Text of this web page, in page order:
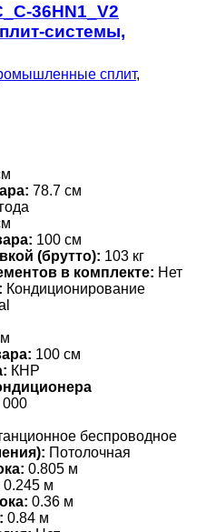
36HN1_V2
системы,
сплит,
78.7 см
100 см
(брутто): 103 кг
в комплекте: Нет
Кондиционирование
100 см
КНР
000
беспроводное
Потолочная
0.805 м
0.245 м
0.36 м
0.84 м